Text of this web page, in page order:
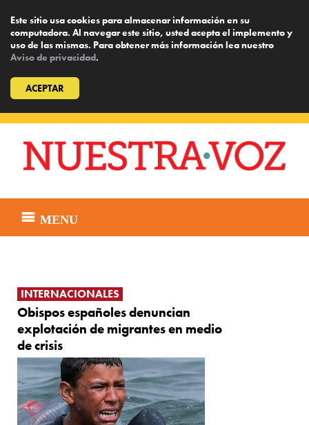
Este sitio usa cookies para almacenar información en su
computadora. Al navegar este sitio, usted acepta el implemento y
uso de las mismas. Para obtener más información lea nuestro
Aviso de privacidad.
ACEPTAR
content
MENU
INTERNACIONALES
Obispos españoles denuncian
explotación de migrantes en medio
de crisis